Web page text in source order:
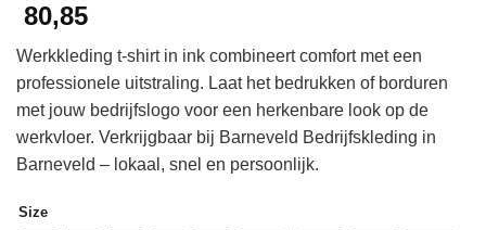
80,85
Werkkleding t-shirt in ink combineert comfort met een
professionele uitstraling. Laat het bedrukken of borduren
met jouw bedrijfslogo voor een herkenbare look op de
werkvloer. Verkrijgbaar bij Barneveld Bedrijfskleding in
Barneveld – lokaal, snel en persoonlijk.
Size